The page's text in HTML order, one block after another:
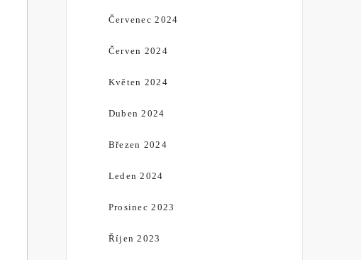
Červenec 2024
Červen 2024
Květen 2024
Duben 2024
Březen 2024
Leden 2024
Prosinec 2023
Říjen 2023